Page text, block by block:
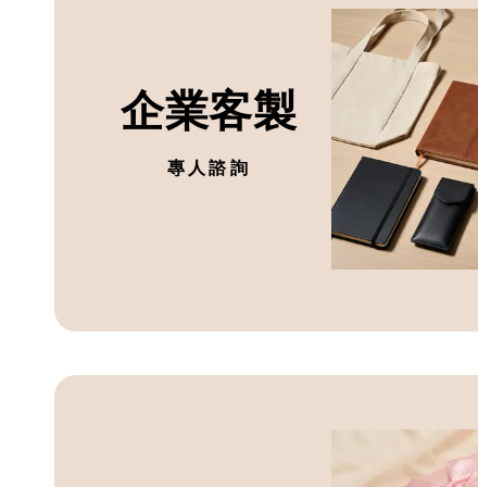
企業客製
專人諮詢